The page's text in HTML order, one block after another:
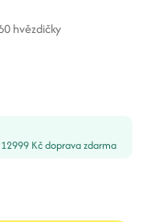
hvězdičky
Kč doprava zdarma